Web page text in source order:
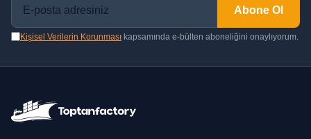
Abone Ol
Kişisel Verilerin Korunması kapsamında e-bülten aboneliğini onaylıyorum.